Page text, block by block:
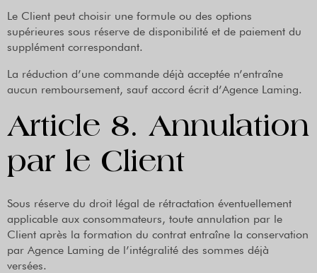
Le Client peut choisir une formule ou des options
supérieures sous réserve de disponibilité et de paiement du
supplément correspondant.
La réduction d’une commande déjà acceptée n’entraîne
aucun remboursement, sauf accord écrit d’Agence Laming.
Article 8. Annulation
par le Client
Sous réserve du droit légal de rétractation éventuellement
applicable aux consommateurs, toute annulation par le
Client après la formation du contrat entraîne la conservation
par Agence Laming de l’intégralité des sommes déjà
versées.